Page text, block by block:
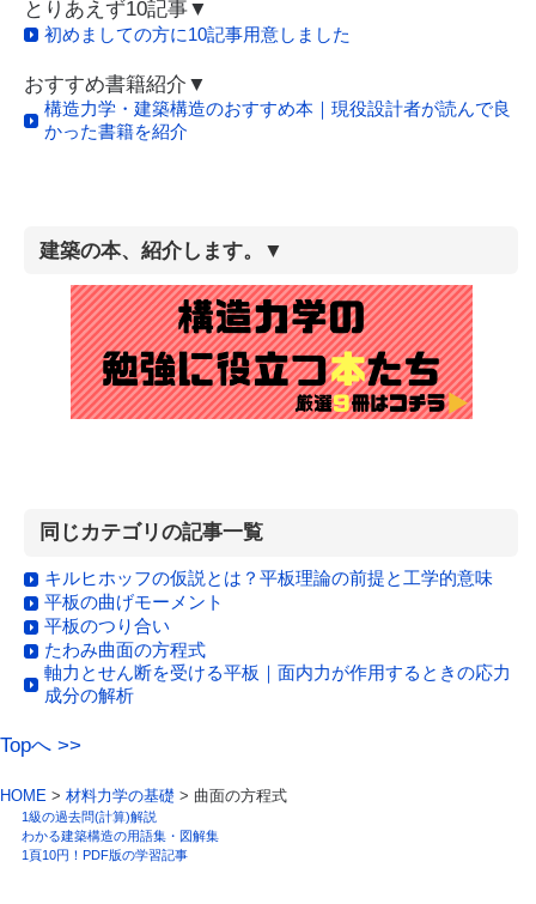
とりあえず10記事▼
初めましての方に10記事用意しました
おすすめ書籍紹介▼
構造力学・建築構造のおすすめ本｜現役設計者が読んで良
かった書籍を紹介
建築の本、紹介します。▼
同じカテゴリの記事一覧
キルヒホッフの仮説とは？平板理論の前提と工学的意味
平板の曲げモーメント
平板のつり合い
たわみ曲面の方程式
軸力とせん断を受ける平板｜面内力が作用するときの応力
成分の解析
Topへ >>
HOME > 材料力学の基礎 > 曲面の方程式
1級の過去問(計算)解説
わかる建築構造の用語集・図解集
1頁10円！PDF版の学習記事